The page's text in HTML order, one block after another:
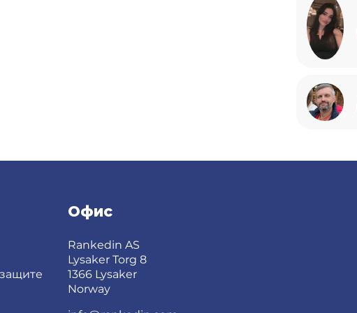
Офис
Rankedin AS
Lysaker Torg 8
1366 Lysaker
Norway